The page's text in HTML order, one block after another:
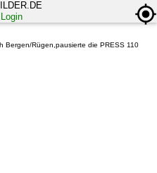
Login
Bergen/Rügen,pausierte die PRESS 110